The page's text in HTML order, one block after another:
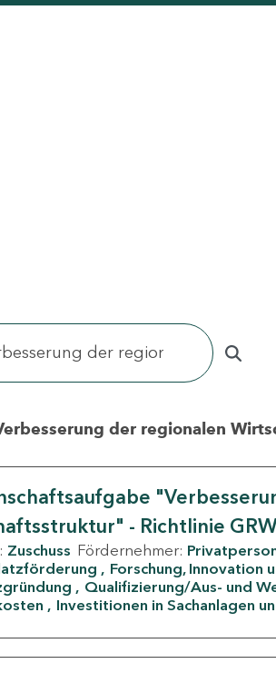
der regionalen
- Richtlinie
Zuschuss Fördernehmer:
Forschung, Innovation
Qualifizierung/Aus- und
Investitionen in Sachanlagen